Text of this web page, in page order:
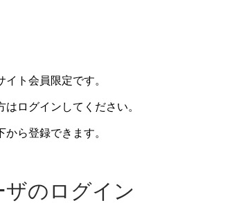
ト会員限定です。
ログインしてください。
ら登録できます。
ザのログイン